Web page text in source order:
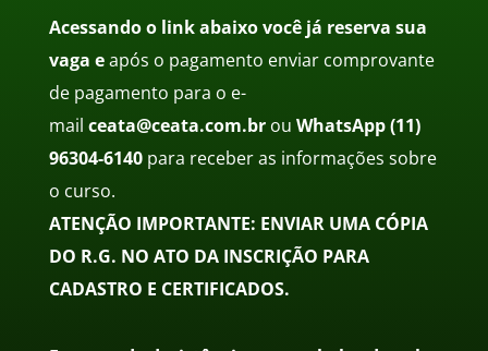
Acessando o link abaixo você já reserva sua
vaga eapós o pagamento enviar comprovante
de pagamento para o e-
mail ceata@ceata.com.br ou WhatsApp(11)
96304-6140 para receber as informações sobre
o curso.
ATENÇÃO IMPORTANTE: ENVIAR UMA CÓPIA
DO R.G. NO ATO DA INSCRIÇÃO PARA
CADASTRO E CERTIFICADOS.